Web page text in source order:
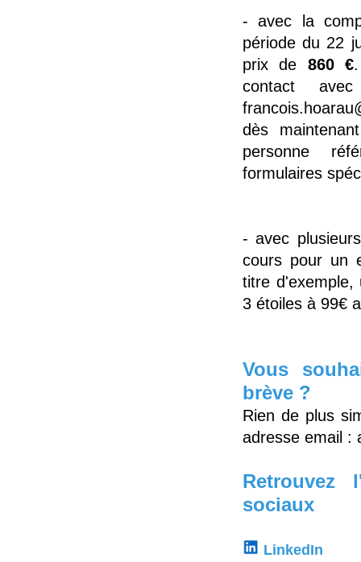
- avec la
période du 22
prix de 860 €
contact
dès
personne
formulaires
- avec
cours pour un
titre
3 étoiles à 99€
Vous
brève ?
Rien de plus
adresse email :
Retrouvez
sociaux
LinkedIn